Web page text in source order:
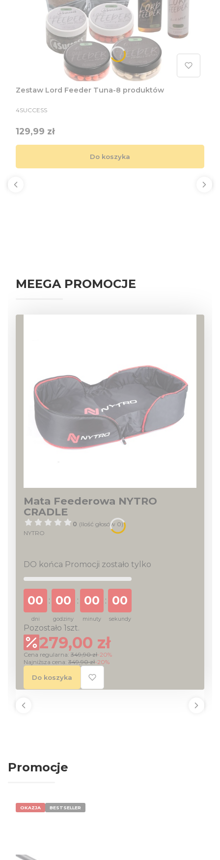
Zestaw Lord Feeder Tuna-8 produktów
PRODUCENT
4SUCCESS
Cena
129,99 zł
Do koszyka
MEEGA PROMOCJE
Mata Feederowa NYTRO
CRADLE
0 (Ilość głosów 0)
NYTRO
DO końca Promocji zostało tylko
00
dni
: 00
godziny
: 00
minuty
: 00
sekundy
Pozostało 1szt.
279,00 zł
Cena regularna: 349,90 zł-20%
Najniższa cena: 349,90 zł-20%
Do koszyka
Promocje
OKAZJA BESTSELLER